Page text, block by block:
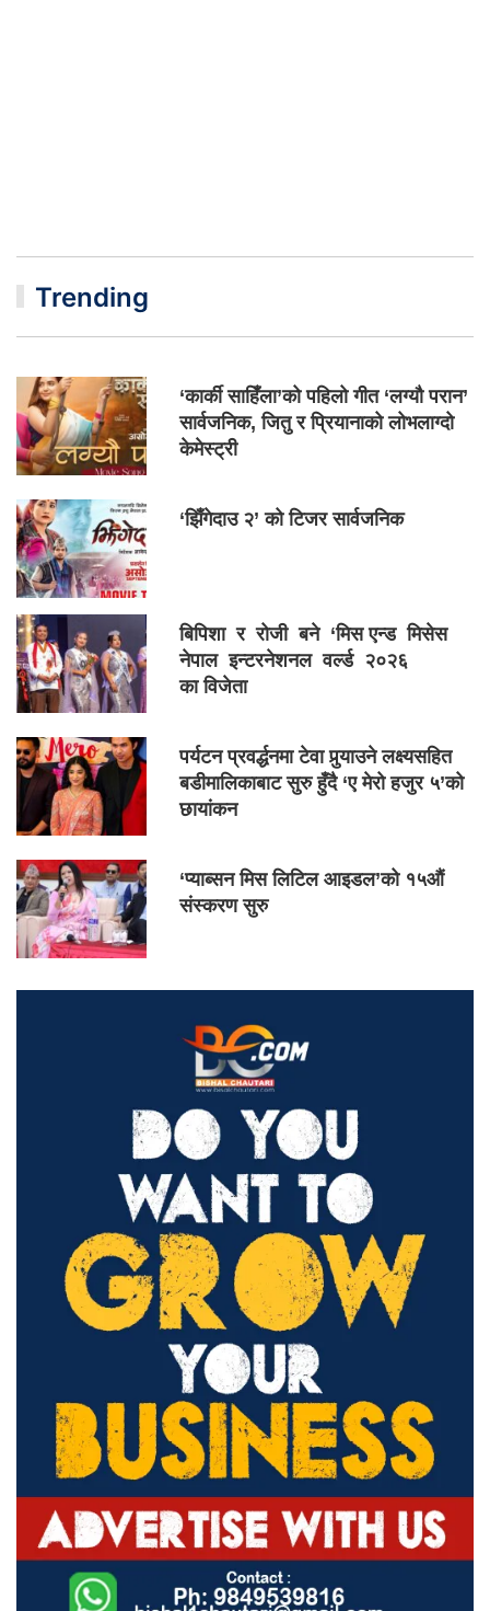
Trending
‘कार्की साहिँला’को पहिलो गीत ‘लग्यौ परान’
सार्वजनिक, जितु र प्रियानाको लोभलाग्दो
केमेस्ट्री
‘झिँगेदाउ २’ को टिजर सार्वजनिक
बिपिशा र रोजी बने ‘मिस एन्ड मिसेस
नेपाल इन्टरनेशनल वर्ल्ड २०२६
का विजेता
पर्यटन प्रवर्द्धनमा टेवा पुर्‍याउने लक्ष्यसहित
बडीमालिकाबाट सुरु हुँदै ‘ए मेरो हजुर ५’को
छायांकन
‘प्याब्सन मिस लिटिल आइडल’को १५औं
संस्करण सुरु